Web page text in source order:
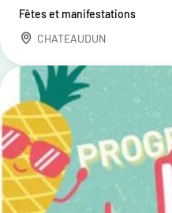
Fêtes et manifestations
CHATEAUDUN